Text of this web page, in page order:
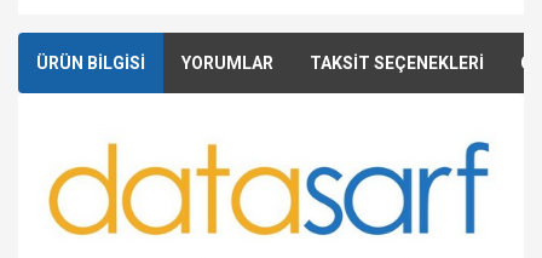
ÜRÜN BİLGİSİ YORUMLAR TAKSİT SEÇENEKLERİ